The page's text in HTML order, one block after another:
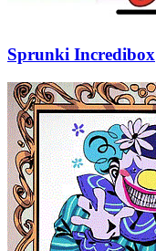
Sprunki Incredibox